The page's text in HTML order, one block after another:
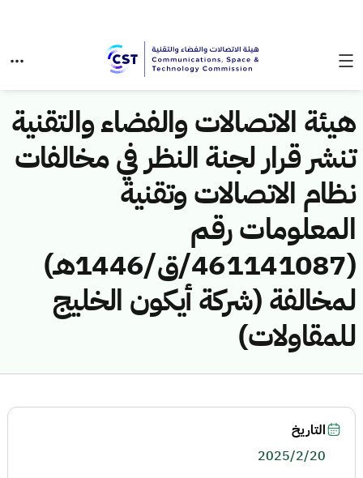
هيئة الاتصالات والفضاء والتقنية
تنشر قرار لجنة النظر في مخالفات
نظام الاتصالات وتقنية
المعلومات رقم
(461141087/ق/1446هـ)
لمخالفة (شركة أيكون الخليج
للمقاولات)
التاريخ
2025/2/20